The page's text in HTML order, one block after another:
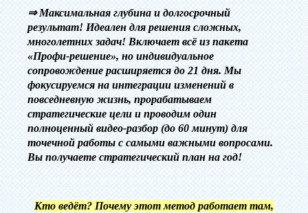
⇒Максимальная глубина и долгосрочный
результат! Идеален для решения сложных,
многолетних задач! Включает всё из пакета
«Профи-решение», но индивидуальное
сопровождение расширяется до 21 дня. Мы
фокусируемся на интеграции изменений в
повседневную жизнь, прорабатываем
стратегические цели и проводим один
полноценный видео-разбор (до 60 минут) для
точечной работы с самыми важными вопросами.
Вы получаете стратегический план на год!
Кто ведёт? Почему этот метод работает там,